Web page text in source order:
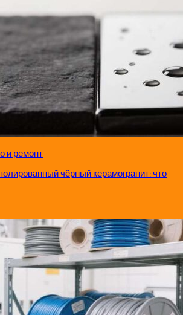
и ремонт
чёрный керамогранит: что